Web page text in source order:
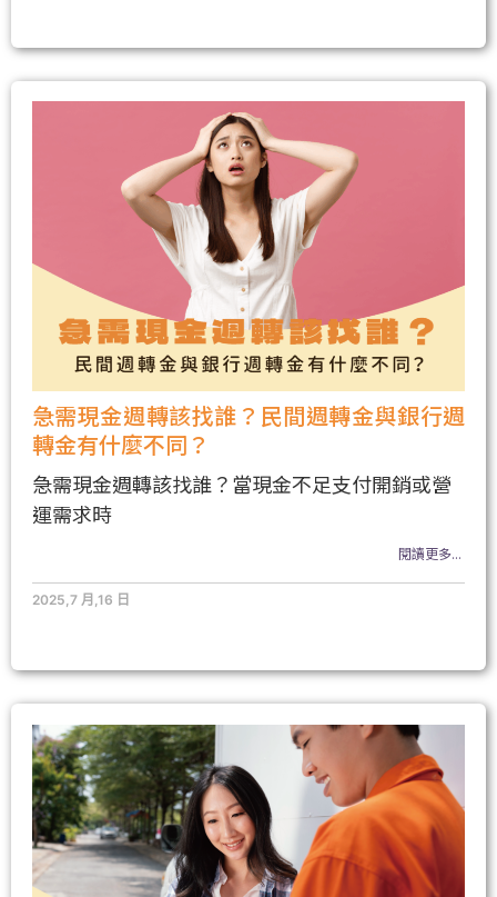
急需現金週轉該找誰？民間週轉金與銀行週
轉金有什麼不同？
急需現金週轉該找誰？當現金不足支付開銷或營
運需求時
閱讀更多...
2025,7 月,16 日